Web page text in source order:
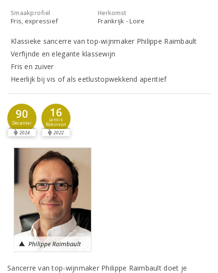
Smaakprofiel
Fris, expressief
Herkomst
Frankrijk - Loire
Klassieke sancerre van top-wijnmaker Philippe Raimbault
Verfijnde en elegante klassewijn
Fris en zuiver
Heerlijk bij vis of als eetlustopwekkend aperitief
90
Decanter
2024
16
Jancis
Robinson
2022
Sancerre van top-wijnmaker Philippe Raimbault doet je